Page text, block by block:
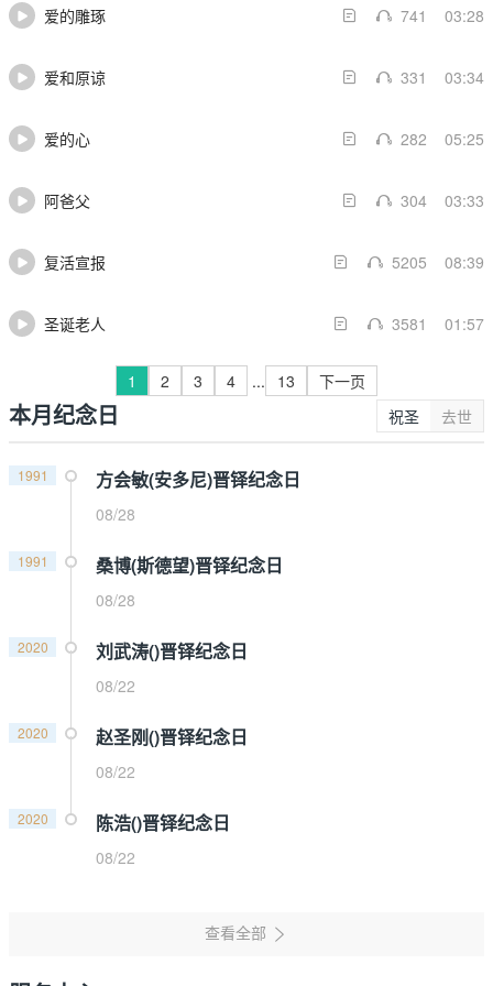
爱的雕琢 741 03:28
爱和原谅 331 03:34
爱的心 282 05:25
阿爸父 304 03:33
复活宣报 5205 08:39
圣诞老人 3581 01:57
1 2 3 4 ... 13 下一页
本月纪念日 祝圣 去世
1991 方会敏(安多尼)晋铎纪念日
08/28
1991 桑博(斯德望)晋铎纪念日
08/28
2020 刘武涛()晋铎纪念日
08/22
2020 赵圣刚()晋铎纪念日
08/22
2020 陈浩()晋铎纪念日
08/22